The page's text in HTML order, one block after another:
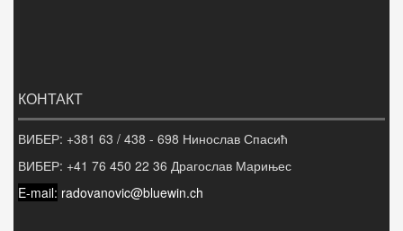
КОНТАКТ
ВИБЕР: +381 63 / 438 - 698 Нинослав Спасић
ВИБЕР: +41 76 450 22 36 Драгослав Марињес
E-mail: radovanovic@bluewin.ch